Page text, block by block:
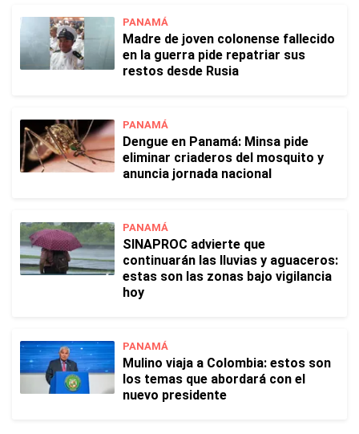
PANAMÁ
Madre de joven colonense fallecido
en la guerra pide repatriar sus
restos desde Rusia
PANAMÁ
Dengue en Panamá: Minsa pide
eliminar criaderos del mosquito y
anuncia jornada nacional
PANAMÁ
SINAPROC advierte que
continuarán las lluvias y aguaceros:
estas son las zonas bajo vigilancia
hoy
PANAMÁ
Mulino viaja a Colombia: estos son
los temas que abordará con el
nuevo presidente